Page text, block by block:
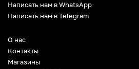
О нас
Контакты
Магазины
Написать нам в WhatsApp
Написать нам в Telegram